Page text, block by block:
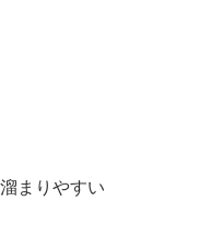
まりやすい